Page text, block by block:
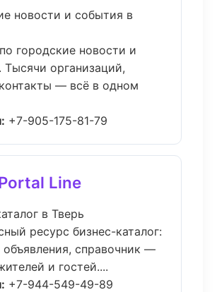
новости и события в
городские новости и
Тысячи организаций,
— всё в одном
+7-905-175-81-79
Line
в Тверь
ресурс бизнес-каталог:
объявления, справочник —
и гостей....
+7-944-549-49-89